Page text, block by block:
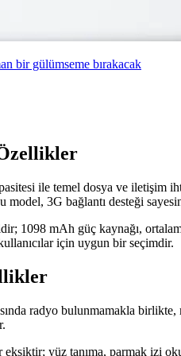
bir gülümseme bırakacak
ile temel dosya ve iletişim
3G bağlantı desteği
1098 mAh güç kaynağı,
için uygun bir seçimdir.
radyo bulunmamakla birlikte,
yüz tanıma, parmak izi